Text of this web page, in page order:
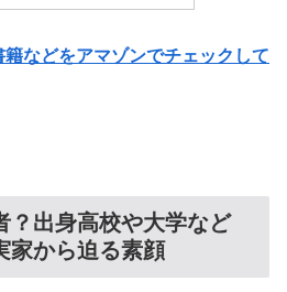
などをアマゾンでチェックして
？出身高校や大学など
家から迫る素顔